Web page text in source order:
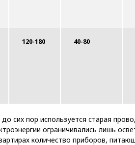
120-180 40-80
сих пор используется старая
ограничивались лишь
количество приборов,